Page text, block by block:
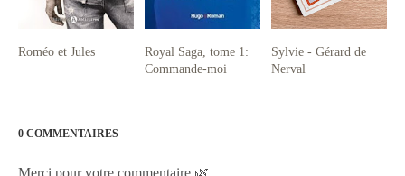
Roméo et Jules
Royal Saga, tome 1:
Commande-moi
Sylvie - Gérard de
Nerval
0 COMMENTAIRES
Merci pour votre commentaire 🌿